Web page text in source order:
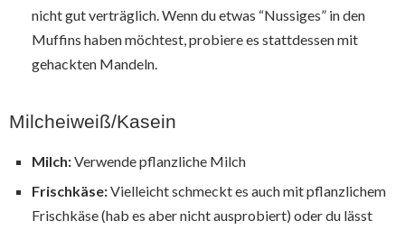
nicht gut verträglich. Wenn du etwas “Nussiges” in den
Muffins haben möchtest, probiere es stattdessen mit
gehackten Mandeln.
Milcheiweiß/Kasein
Milch:Verwende pflanzliche Milch
Frischkäse:Vielleicht schmeckt es auch mit pflanzlichem
Frischkäse (hab es aber nicht ausprobiert) oder du lässt